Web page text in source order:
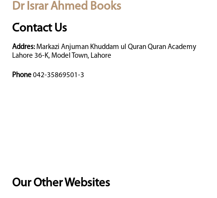
Dr Israr Ahmed Books
Contact Us
Addres: Markazi Anjuman Khuddam ul Quran Quran Academy
Lahore 36-K, Model Town, Lahore
Phone 042-35869501-3
Our Other Websites